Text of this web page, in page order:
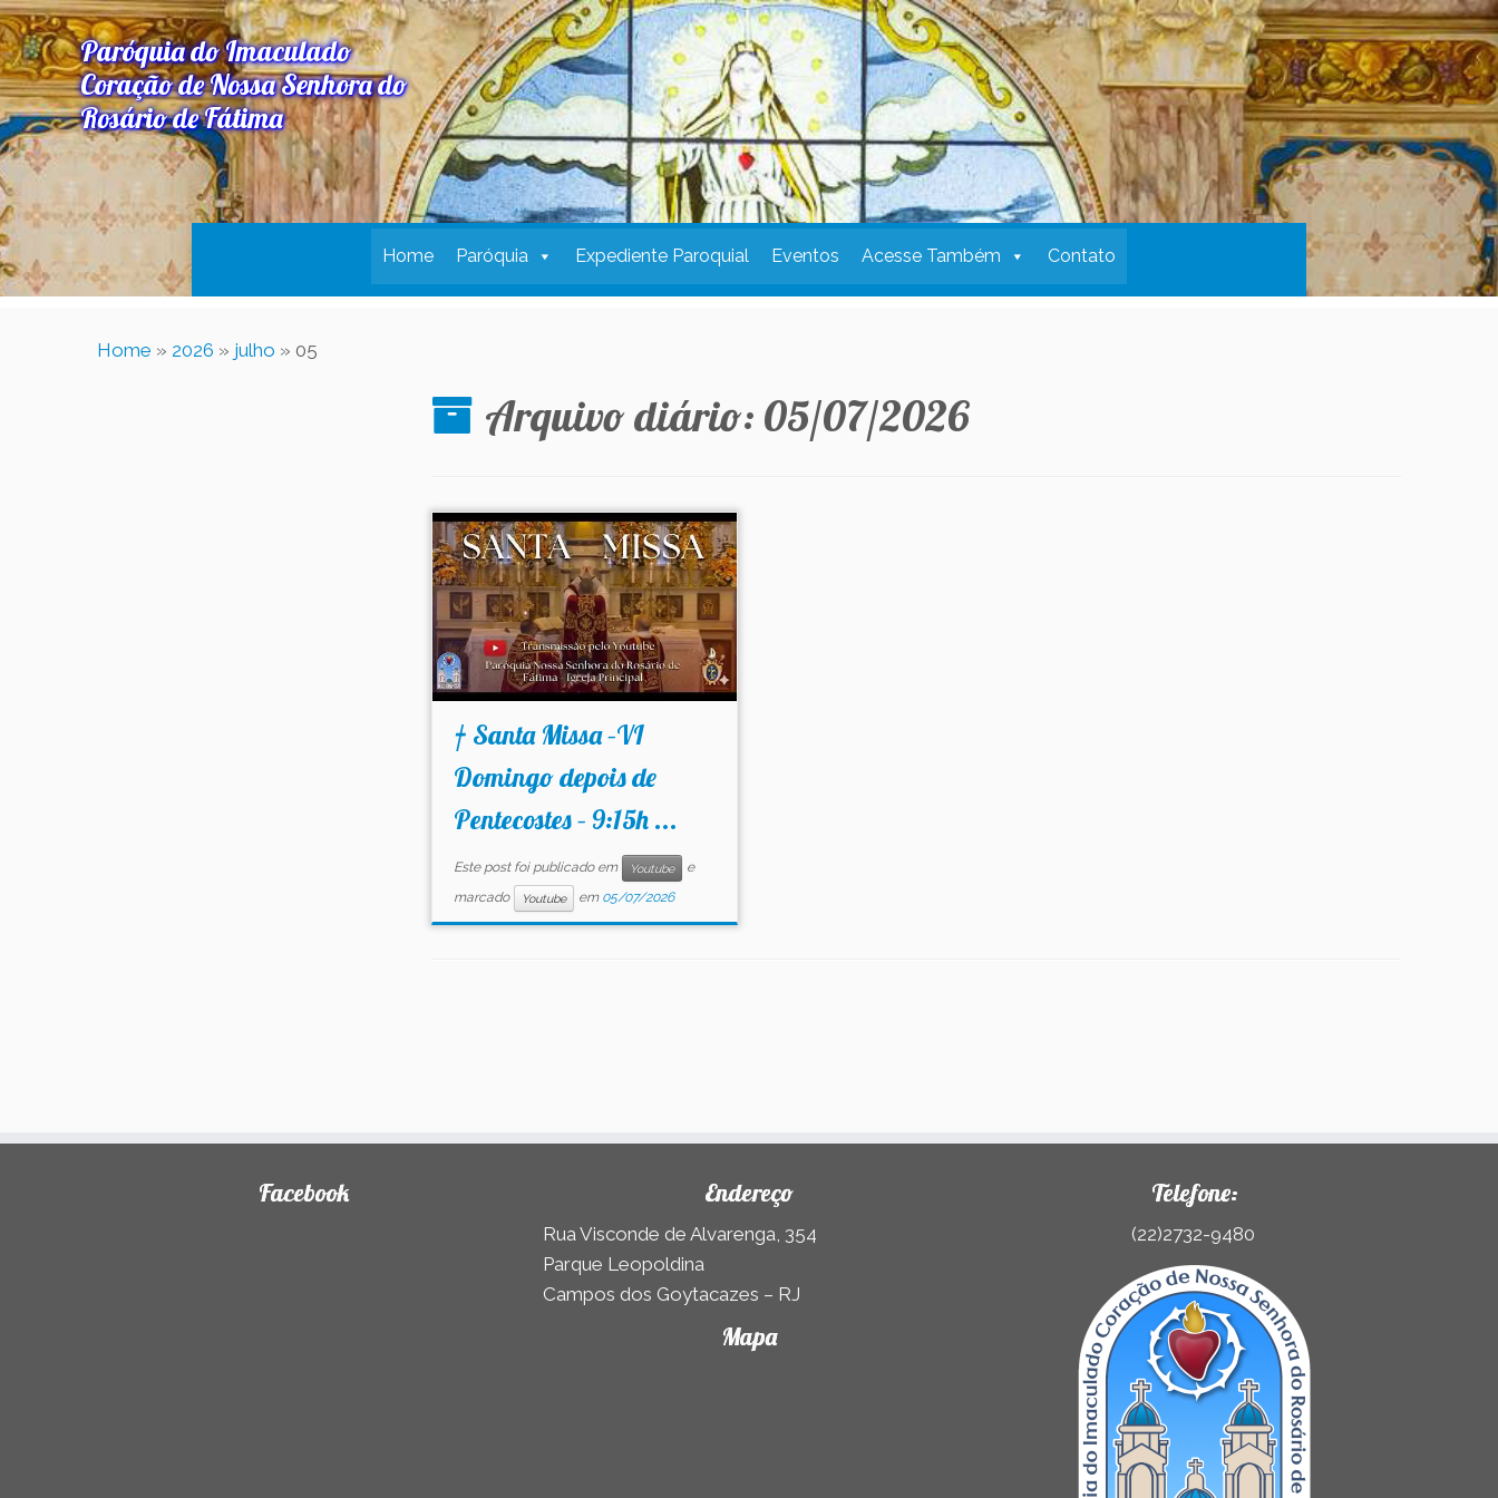
Paróquia do Imaculado
Coração de Nossa Senhora do
Rosário de Fátima
Home Paróquia Expediente Paroquial Eventos Acesse Também Contato
Home » 2026 » julho » 05
Arquivo diário: 05/07/2026
† Santa Missa –VI
Domingo depois de
Pentecostes – 9:15h ...
Este post foi publicado em Youtube
e
marcado
Youtube em 05/07/2026
Facebook Endereço
Rua Visconde de Alvarenga, 354
Parque Leopoldina
Campos dos Goytacazes – RJ
Mapa
Telefone:
(22)2732-9480